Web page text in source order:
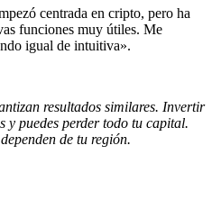
centrada en cripto, pero ha
funciones muy útiles. Me
igual de intuitiva».
resultados similares. Invertir
y puedes perder todo tu capital.
de tu región.